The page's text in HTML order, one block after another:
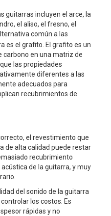
guitarras incluyen el arce, la
el aliso, el fresno, el
común a las
es el grafito. El grafito es un
en una matriz de
las propiedades
diferentes a las
adecuados para
recubrimientos de
el revestimiento que
de alta calidad puede restar
recubrimiento
de la guitarra, y muy
del sonido de la guitarra
los costos. Es
rápidas y no